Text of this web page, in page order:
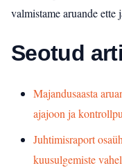
valmistame aruande
Seotud
Majandusaasta
ajajoon ja
Juhtimisraport
kuusulgemiste vahel